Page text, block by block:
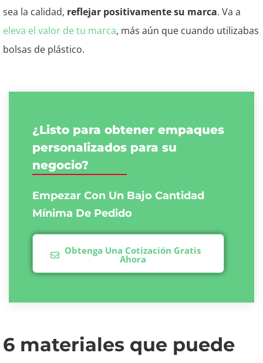
sea la calidad, reflejar positivamente su marca. Va a
eleva el valor de tu marca, más aún que cuando utilizabas
bolsas de plástico.
¿Listo para obtener empaques
personalizados para su
negocio?
Empezar Con Un Bajo Cantidad
Mínima De Pedido
Obtenga Una Cotización Gratis
Ahora
6 materiales que puede